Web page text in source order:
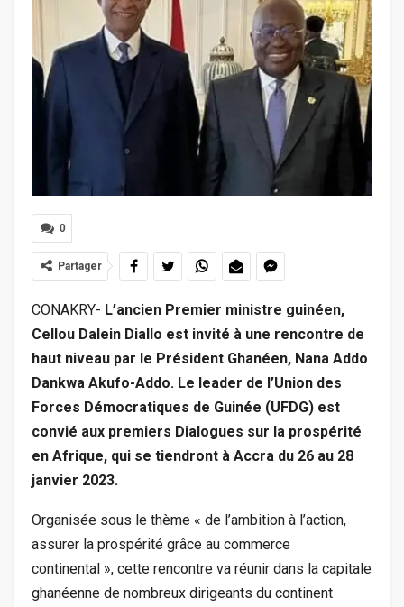
0
Partager
CONAKRY- L’ancien Premier ministre guinéen,
Cellou Dalein Diallo est invité à une rencontre de
haut niveau par le Président Ghanéen, Nana Addo
Dankwa Akufo-Addo. Le leader de l’Union des
Forces Démocratiques de Guinée (UFDG) est
convié aux premiers Dialogues sur la prospérité
en Afrique, qui se tiendront à Accra du 26 au 28
janvier 2023.
Organisée sous le thème « de l’ambition à l’action,
assurer la prospérité grâce au commerce
continental », cette rencontre va réunir dans la capitale
ghanéenne de nombreux dirigeants du continent